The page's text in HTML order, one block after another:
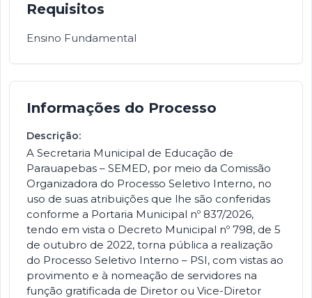
Requisitos
Ensino Fundamental
Informações do Processo
Descrição:
A Secretaria Municipal de Educação de
Parauapebas – SEMED, por meio da Comissão
Organizadora do Processo Seletivo Interno, no
uso de suas atribuições que lhe são conferidas
conforme a Portaria Municipal nº 837/2026,
tendo em vista o Decreto Municipal nº 798, de 5
de outubro de 2022, torna pública a realização
do Processo Seletivo Interno – PSI, com vistas ao
provimento e à nomeação de servidores na
função gratificada de Diretor ou Vice-Diretor